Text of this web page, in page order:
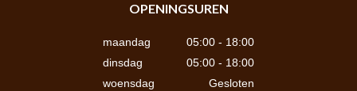
OPENINGSUREN
maandag
05:00 - 18:00
dinsdag
05:00 - 18:00
woensdag
Gesloten